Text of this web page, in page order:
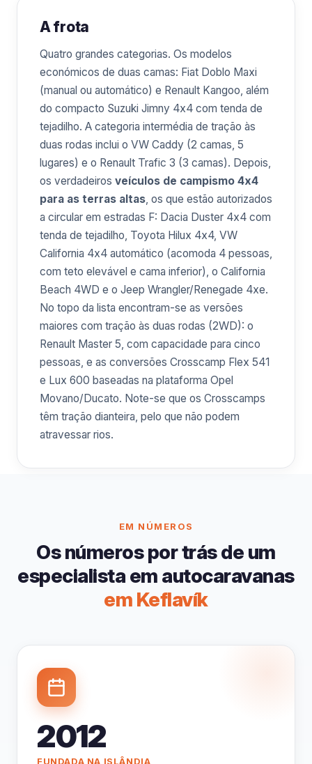
A frota
Quatro grandes categorias. Os modelos
económicos de duas camas: Fiat Doblo Maxi
(manual ou automático) e Renault Kangoo, além
do compacto Suzuki Jimny 4x4 com tenda de
tejadilho. A categoria intermédia de tração às
duas rodas inclui o VW Caddy (2 camas, 5
lugares) e o Renault Trafic 3 (3 camas). Depois,
os verdadeiros veículos de campismo 4x4
para as terras altas, os que estão autorizados
a circular em estradas F: Dacia Duster 4x4 com
tenda de tejadilho, Toyota Hilux 4x4, VW
California 4x4 automático (acomoda 4 pessoas,
com teto elevável e cama inferior), o California
Beach 4WD e o Jeep Wrangler/Renegade 4xe.
No topo da lista encontram-se as versões
maiores com tração às duas rodas (2WD): o
Renault Master 5, com capacidade para cinco
pessoas, e as conversões Crosscamp Flex 541
e Lux 600 baseadas na plataforma Opel
Movano/Ducato. Note-se que os Crosscamps
têm tração dianteira, pelo que não podem
atravessar rios.
EM NÚMEROS
Os números por trás de um
especialista em autocaravanas
em Keflavík
2012
FUNDADA NA ISLÂNDIA